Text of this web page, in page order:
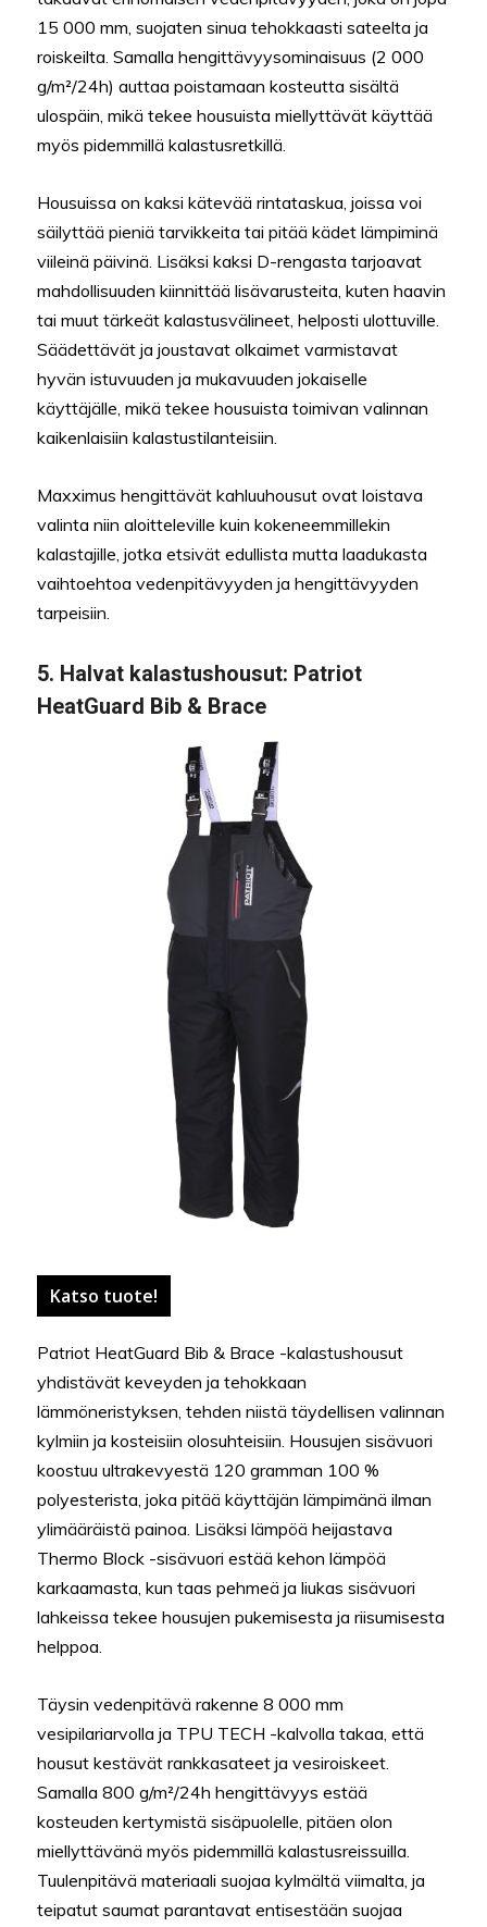
15 000 mm, suojaten sinua tehokkaasti sateelta ja
roiskeilta. Samalla hengittävyysominaisuus (2 000
g/m²/24h) auttaa poistamaan kosteutta sisältä
ulospäin, mikä tekee housuista miellyttävät käyttää
myös pidemmillä kalastusretkillä.
Housuissa on kaksi kätevää rintataskua, joissa voi
säilyttää pieniä tarvikkeita tai pitää kädet lämpiminä
viileinä päivinä. Lisäksi kaksi D-rengasta tarjoavat
mahdollisuuden kiinnittää lisävarusteita, kuten haavin
tai muut tärkeät kalastusvälineet, helposti ulottuville.
Säädettävät ja joustavat olkaimet varmistavat
hyvän istuvuuden ja mukavuuden jokaiselle
käyttäjälle, mikä tekee housuista toimivan valinnan
kaikenlaisiin kalastustilanteisiin.
Maxximus hengittävät kahluuhousut ovat loistava
valinta niin aloitteleville kuin kokeneemmillekin
kalastajille, jotka etsivät edullista mutta laadukasta
vaihtoehtoa vedenpitävyyden ja hengittävyyden
tarpeisiin.
5. Halvat kalastushousut: Patriot
HeatGuard Bib & Brace
Katso tuote!
Patriot HeatGuard Bib & Brace -kalastushousut
yhdistävät keveyden ja tehokkaan
lämmöneristyksen, tehden niistä täydellisen valinnan
kylmiin ja kosteisiin olosuhteisiin. Housujen sisävuori
koostuu ultrakevyestä 120 gramman 100 %
polyesterista, joka pitää käyttäjän lämpimänä ilman
ylimääräistä painoa. Lisäksi lämpöä heijastava
Thermo Block -sisävuori estää kehon lämpöä
karkaamasta, kun taas pehmeä ja liukas sisävuori
lahkeissa tekee housujen pukemisesta ja riisumisesta
helppoa.
Täysin vedenpitävä rakenne 8 000 mm
vesipilariarvolla ja TPU TECH -kalvolla takaa, että
housut kestävät rankkasateet ja vesiroiskeet.
Samalla 800 g/m²/24h hengittävyys estää
kosteuden kertymistä sisäpuolelle, pitäen olon
miellyttävänä myös pidemmillä kalastusreissuilla.
Tuulenpitävä materiaali suojaa kylmältä viimalta, ja
teipatut saumat parantavat entisestään suojaa